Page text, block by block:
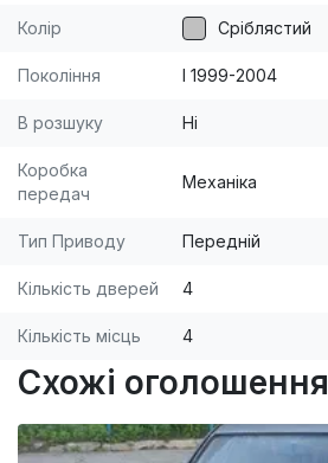
Колір Сріблястий
Покоління I 1999-2004
В розшуку Ні
Коробка
передач
Механіка
Тип Приводу Передній
Кількість дверей 4
Кількість місць 4
Схожі оголошення